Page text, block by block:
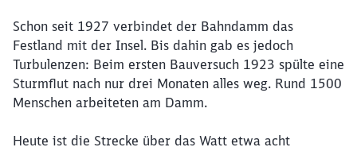
Schon seit 1927 verbindet der Bahndamm das
Festland mit der Insel. Bis dahin gab es jedoch
Turbulenzen: Beim ersten Bauversuch 1923 spülte eine
Sturmflut nach nur drei Monaten alles weg. Rund 1500
Menschen arbeiteten am Damm.
Heute ist die Strecke über das Watt etwa acht